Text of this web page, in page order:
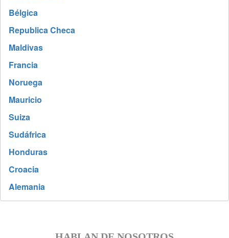
Bélgica
Republica Checa
Maldivas
Francia
Noruega
Mauricio
Suiza
Sudáfrica
Honduras
Croacia
Alemania